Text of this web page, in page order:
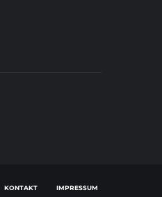
KONTAKT IMPRESSUM